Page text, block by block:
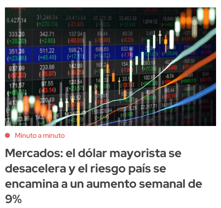
Minuto a minuto
Mercados: el dólar mayorista se
desacelera y el riesgo país se
encamina a un aumento semanal de
9%